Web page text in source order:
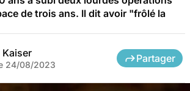
de trois ans. Il dit avoir "frôlé la
24/08/2023
Partager